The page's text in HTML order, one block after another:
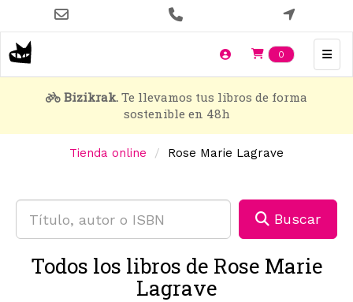
contenido
principal
0 Items en
Bizikrak. Te llevamos tus libros de forma
sostenible en 48h
Tienda online Rose Marie Lagrave
Buscar
Todos los libros de Rose Marie
Lagrave